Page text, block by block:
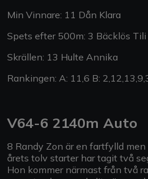
Min Vinnare: 11 Dån Klara
Spets efter 500m: 3 Bäcklös Tili
Skrällen: 13 Hulte Annika
Rankingen: A: 11,6 B:
V64-6 2140m Auto
8 Randy Zon är en fartfylld
årets tolv starter har tagit två
Hon kommer närmast från två